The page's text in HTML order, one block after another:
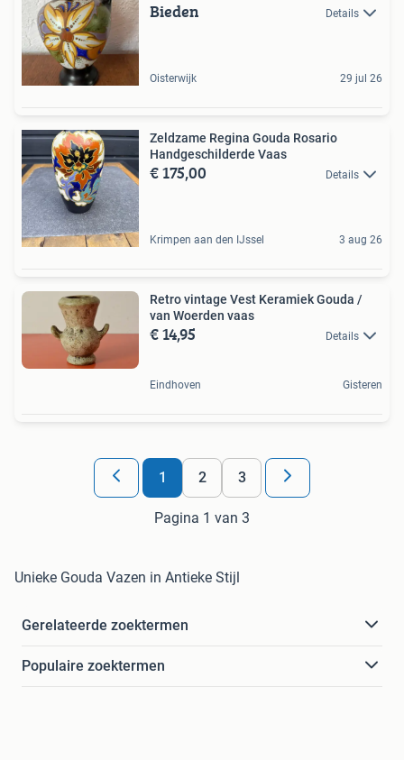
Bieden Details
Oisterwijk 29 jul 26
Zeldzame Regina Gouda Rosario
Handgeschilderde Vaas
€ 175,00 Details
Krimpen aan den IJssel 3 aug 26
Retro vintage Vest Keramiek Gouda /
van Woerden vaas
€ 14,95 Details
Eindhoven Gisteren
1 2 3
Pagina 1 van 3
Unieke Gouda Vazen in Antieke Stijl
Gerelateerde zoektermen
Populaire zoektermen